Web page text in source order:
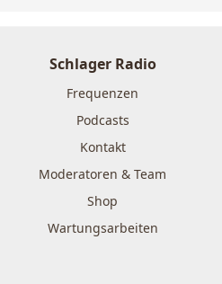
Schlager Radio
Frequenzen
Podcasts
Kontakt
Moderatoren & Team
Shop
Wartungsarbeiten